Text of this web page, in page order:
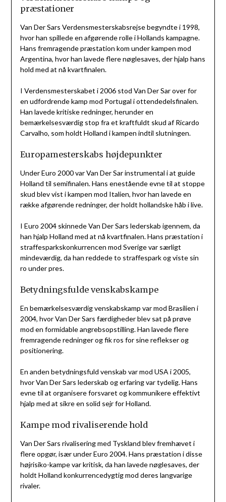
præstationer
Van Der Sars Verdensmesterskabsrejse begyndte i 1998,
hvor han spillede en afgørende rolle i Hollands kampagne.
Hans fremragende præstation kom under kampen mod
Argentina, hvor han lavede flere nøglesaves, der hjalp hans
hold med at nå kvartfinalen.
I Verdensmesterskabet i 2006 stod Van Der Sar over for
en udfordrende kamp mod Portugal i ottendedelsfinalen.
Han lavede kritiske redninger, herunder en
bemærkelsesværdig stop fra et kraftfuldt skud af Ricardo
Carvalho, som holdt Holland i kampen indtil slutningen.
Europamesterskabs højdepunkter
Under Euro 2000 var Van Der Sar instrumental i at guide
Holland til semifinalen. Hans enestående evne til at stoppe
skud blev vist i kampen mod Italien, hvor han lavede en
række afgørende redninger, der holdt hollandske håb i live.
I Euro 2004 skinnede Van Der Sars lederskab igennem, da
han hjalp Holland med at nå kvartfinalen. Hans præstation i
straffesparkskonkurrencen mod Sverige var særligt
mindeværdig, da han reddede to straffespark og viste sin
ro under pres.
Betydningsfulde venskabskampe
En bemærkelsesværdig venskabskamp var mod Brasilien i
2004, hvor Van Der Sars færdigheder blev sat på prøve
mod en formidable angrebsopstilling. Han lavede flere
fremragende redninger og fik ros for sine reflekser og
positionering.
En anden betydningsfuld venskab var mod USA i 2005,
hvor Van Der Sars lederskab og erfaring var tydelig. Hans
evne til at organisere forsvaret og kommunikere effektivt
hjalp med at sikre en solid sejr for Holland.
Kampe mod rivaliserende hold
Van Der Sars rivalisering med Tyskland blev fremhævet i
flere opgør, især under Euro 2004. Hans præstation i disse
højrisiko-kampe var kritisk, da han lavede nøglesaves, der
holdt Holland konkurrencedygtig mod deres langvarige
rivaler.